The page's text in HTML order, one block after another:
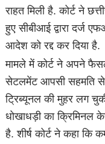
राहत मिली है. कोर्ट ने
हुए सीबीआई द्वारा दर्ज
आदेश को रद्द कर दिया है.
मामले में कोर्ट ने अपने
सेटलमेंट आपसी सहमति से
ट्रिब्यूनल की मुहर लग
धोखाधड़ी का क्रिमिनल
है. शीर्ष कोर्ट ने कहा कि